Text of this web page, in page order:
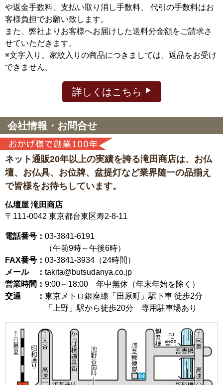
や返金手数料、支払い取り消し手数料、 代引の手数料はお
客様負担でお願い致します。
また、弊社よりお客様へお届けした送料分金額をご請求さ
せていただきます。
※文字入り、家紋入りの商品につきましては、返品をお受け
できません。
詳しくはこちら
会社情報・お問合せ
ネット通販20年以上の実績を誇る滝田商店は、 お仏
壇、お仏具、お位牌、盆提灯など業界随一の品揃え
で皆様をお待ちしています。
仏壇屋 滝田商店
〒111-0042 東京都台東区寿2-8-11
電話番号： 03-3841-6191
（午前9時～午後6時）
FAX番号： 03-3841-3934（24時間）
メール ： takita@butsudanya.co.jp
営業時間： 9:00～18:00 年中無休（年末年始を除く）
交通 ： 東京メトロ銀座線「田原町」駅下車 徒歩2分
「上野」駅から徒歩20分 専用駐車場あり